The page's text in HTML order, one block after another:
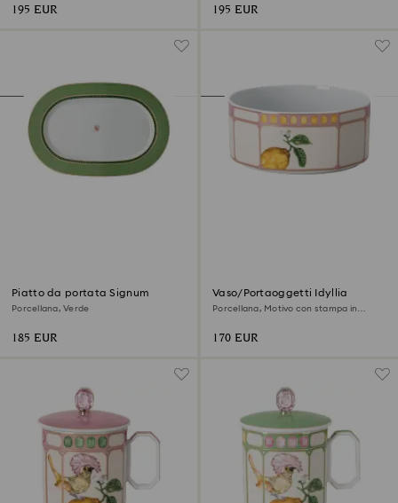
195 EUR 195 EUR
Piatto da portata Signum
Porcellana, Verde
185 EUR
Vaso/Portaoggetti Idyllia
Porcellana, Motivo con stampa in
170 EUR